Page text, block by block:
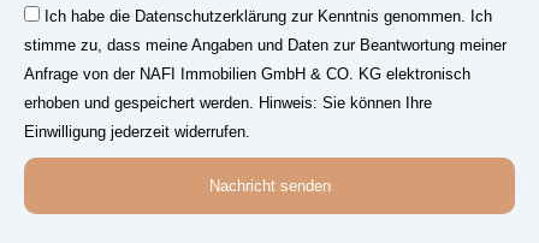
Einwilligung
Ich habe die Datenschutzerklärung zur Kenntnis genommen. Ich
stimme zu, dass meine Angaben und Daten zur Beantwortung meiner
Anfrage von der NAFI Immobilien GmbH & CO. KG elektronisch
erhoben und gespeichert werden. Hinweis: Sie können Ihre
Einwilligung jederzeit widerrufen.
Nachricht senden